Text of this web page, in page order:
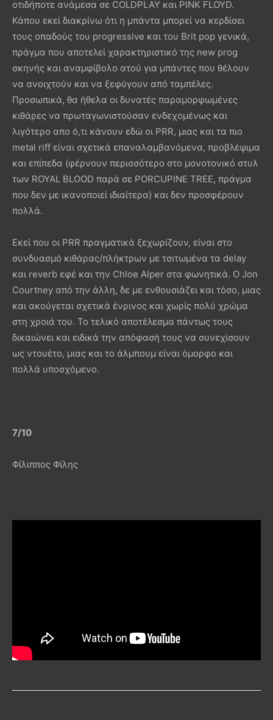
οτιδήποτε ανάμεσα σε COLDPLAY και PINK FLOYD.
Κάπου εκεί διακρίνω ότι η μπάντα μπορεί να κερδίσει
τους οπαδούς του progressive και του Brit pop γενικά,
πράγμα που αποτελεί χαρακτηριστικό της new prog
σκηνής και αναμφίβολο ατού για μπάντες που θέλουν
να ανοιχτούν και να ξεφύγουν από ταμπέλες.
Προσωπικά, θα ήθελα οι δυνατές παραμορφωμένες
κιθάρες να πρωταγωνιστούσαν ενδεχομένως και
λιγότερο απο ό,τι κάνουν εδώ οι PRR, μιας και τα πιο
metal riff είναι σχετικά επαναλαμβανόμενα, προβλέψιμα
και επίπεδα (φέρνουν περισσότερο στο μονοτονικό στυλ
των ROYAL BLOOD παρά σε PORCUPINE TREE, πράγμα
που δεν με ικανοποιεί ιδιαίτερα) και δεν προσφέρουν
πολλά.
Εκεί που οι PRR πραγματικά ξεχωρίζουν, είναι στο
συνδυασμό κιθάρας/πλήκτρων με τσιτωμένα τα delay
και reverb εφέ και την Chloe Alper στα φωνητικά. Ο Jon
Courtney από την άλλη, δε με ενθουσιάζει και τόσο, μιας
και ακούγεται σχετικά ένρινος και χωρίς πολύ χρώμα
στη χροιά του. Το τελικό αποτέλεσμα πάντως τους
δικαιώνει και ειδικά την απόφασή τους να συνεχίσουν
ως ντουέτο, μιας και το άλμπουμ είναι όμορφο και
πολλά υποσχόμενο.
7/10
Φίλιππος Φίλης